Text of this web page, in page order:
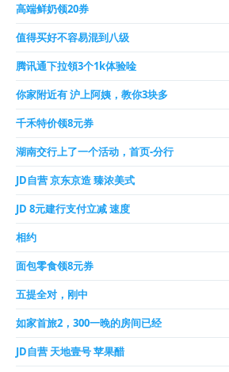
高端鲜奶领20券
值得买好不容易混到八级
腾讯通下拉領3个1k体验唫
你家附近有 沪上阿姨，教你3块多
千禾特价领8元券
湖南交行上了一个活动，首页-分行
JD自营 京东京造 臻浓美式
JD 8元建行支付立减 速度
相约
面包零食领8元券
五提全对，刚中
如家首旅2，300一晚的房间已经
JD自营 天地壹号 苹果醋